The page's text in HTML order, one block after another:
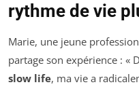
rythme de vie
Marie, une jeune
partage son expérience : «
slow life, ma vie a